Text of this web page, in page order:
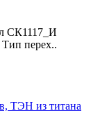
СК1117_И
перех..